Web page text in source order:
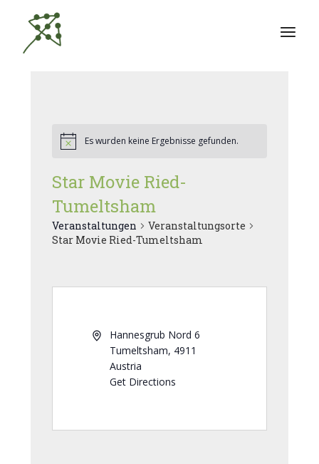
Inhalt
springen
Es wurden keine Ergebnisse gefunden.
Star Movie Ried-
Tumeltsham
Veranstaltungen
Veranstaltungsorte
Star Movie Ried-Tumeltsham
Hannesgrub Nord 6
Tumeltsham, 4911
Austria
Get Directions